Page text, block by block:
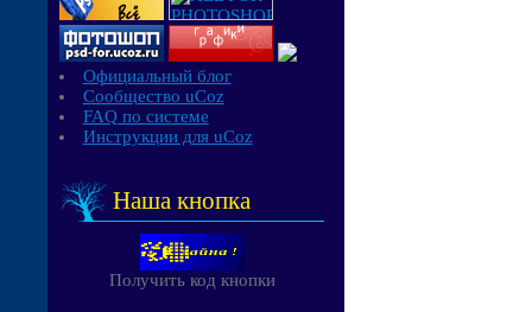
Официальный блог
Сообщество uCoz
FAQ по системе
Инструкции для uCoz
Наша кнопка
Получить код кнопки